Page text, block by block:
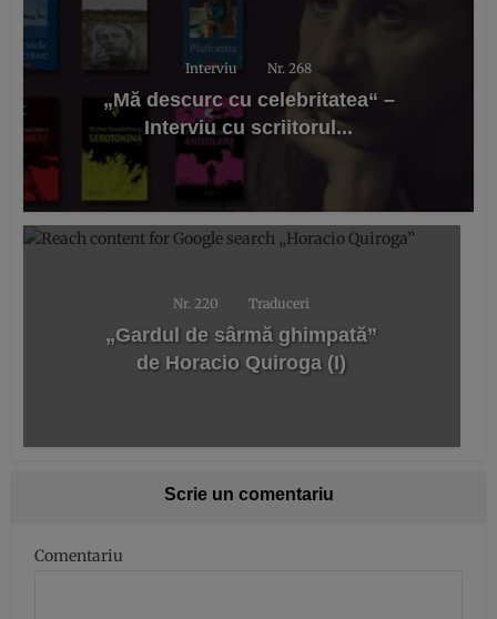
Interviu Nr. 268
„Mă descurc cu celebritatea“ –
Interviu cu scriitorul...
Nr. 220 Traduceri
„Gardul de sârmă ghimpată”
de Horacio Quiroga (I)
Scrie un comentariu
Comentariu